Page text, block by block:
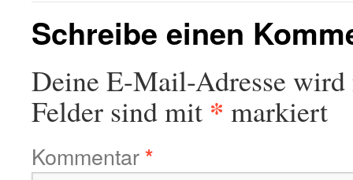
Schreibe einen
Deine E-Mail-Adresse
Felder sind mit * markiert
Kommentar*